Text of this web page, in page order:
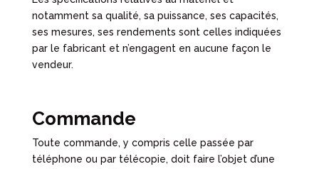
notamment sa qualité, sa puissance, ses capacités,
ses mesures, ses rendements sont celles indiquées
par le fabricant et n’engagent en aucune façon le
vendeur.
Commande
Toute commande, y compris celle passée par
téléphone ou par télécopie, doit faire l’objet d’une